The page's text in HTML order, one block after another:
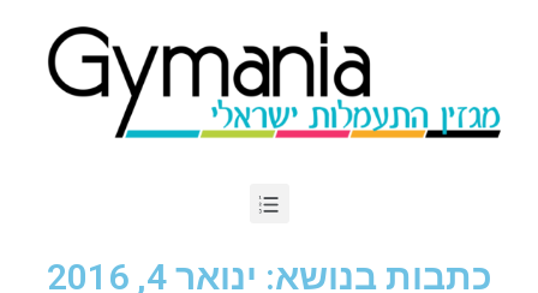
כתבות בנושא: ינואר 4, 2016